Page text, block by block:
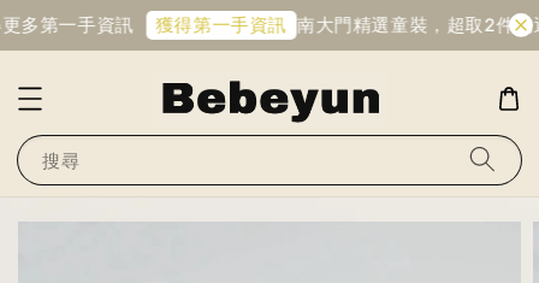
多第一手資訊 獲得第一手資訊 南大門精選童裝，超取2件免
搜尋